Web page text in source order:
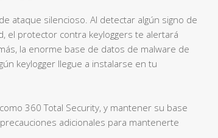
ataque silencioso. Al detectar algún signo de
el protector contra keyloggers te alertará
la enorme base de datos de malware de
keylogger llegue a instalarse en tu
360 Total Security, y mantener su base
adicionales para mantenerte